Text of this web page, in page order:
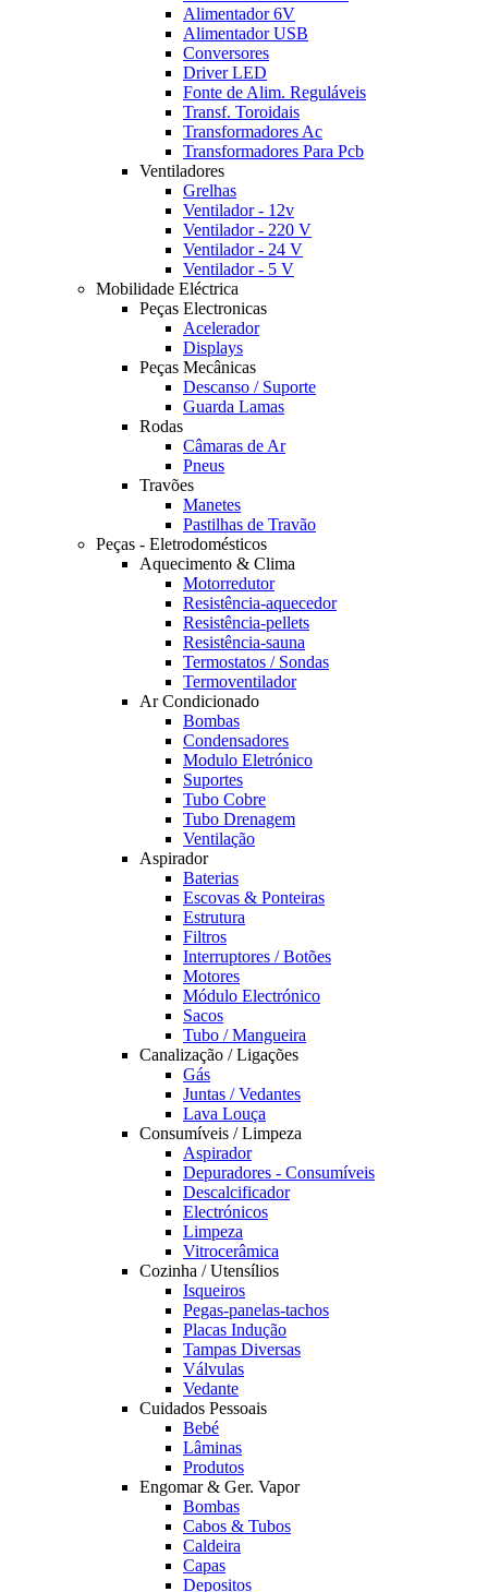
Alimentador 6V
Alimentador USB
Conversores
Driver LED
Fonte de Alim. Reguláveis
Transf. Toroidais
Transformadores Ac
Transformadores Para Pcb
Ventiladores
Grelhas
Ventilador - 12v
Ventilador - 220 V
Ventilador - 24 V
Ventilador - 5 V
Mobilidade Eléctrica
Peças Electronicas
Acelerador
Displays
Peças Mecânicas
Descanso / Suporte
Guarda Lamas
Rodas
Câmaras de Ar
Pneus
Travões
Manetes
Pastilhas de Travão
Peças - Eletrodomésticos
Aquecimento & Clima
Motorredutor
Resistência-aquecedor
Resistência-pellets
Resistência-sauna
Termostatos / Sondas
Termoventilador
Ar Condicionado
Bombas
Condensadores
Modulo Eletrónico
Suportes
Tubo Cobre
Tubo Drenagem
Ventilação
Aspirador
Baterias
Escovas & Ponteiras
Estrutura
Filtros
Interruptores / Botões
Motores
Módulo Electrónico
Sacos
Tubo / Mangueira
Canalização / Ligações
Gás
Juntas / Vedantes
Lava Louça
Consumíveis / Limpeza
Aspirador
Depuradores - Consumíveis
Descalcificador
Electrónicos
Limpeza
Vitrocerâmica
Cozinha / Utensílios
Isqueiros
Pegas-panelas-tachos
Placas Indução
Tampas Diversas
Válvulas
Vedante
Cuidados Pessoais
Bebé
Lâminas
Produtos
Engomar & Ger. Vapor
Bombas
Cabos & Tubos
Caldeira
Capas
Depositos